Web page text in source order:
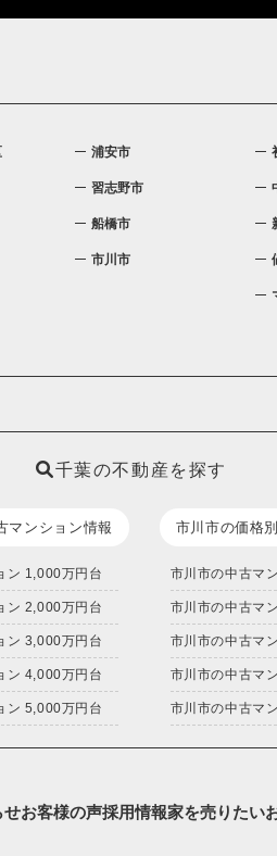
浦安市
習志野市
船橋市
市川市
千葉の不動産を探す
マンション情報
ン 1,000万円台
ン 2,000万円台
ン 3,000万円台
ン 4,000万円台
ン 5,000万円台
市川市の価格
市川市の中古マ
市川市の中古マ
市川市の中古マ
市川市の中古マ
市川市の中古マ
せお客様の声採用情報家を売りたい